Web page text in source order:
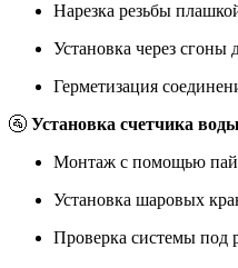
Нарезка резьбы
Установка через
Герметизация
🚰 Установка счетчика
Монтаж с помощью
Установка шаровых
Проверка системы под